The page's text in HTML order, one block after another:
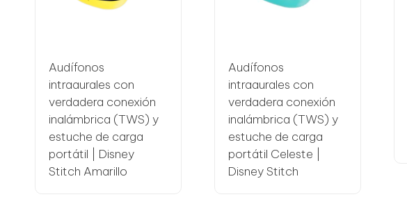
o
o
g
Audífonos
intraaurales con
verdadera conexión
inalámbrica (TWS) y
estuche de carga
portátil | Disney
Stitch Amarillo
Audífonos
intraaurales con
verdadera conexión
inalámbrica (TWS) y
estuche de carga
portátil Celeste |
Disney Stitch